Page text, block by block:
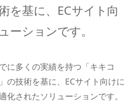
を基に、ECサイト向
ーションです。
に多くの実績を持つ「キキコ
の技術を基に、ECサイト向けに
化されたソリューションです。